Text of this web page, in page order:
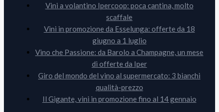
Vini a volantino Ipercoop: poca cantina, molto
scaffale
Vini in promozione da Esselunga: offerte da 18
giugno a 1 luglio
Vino che Passione: da Barolo a Champagne, un mese
di offerte da Iper
Giro del mondo del vino al supermercato: 3 bianchi
qualità-prezzo
Il Gigante, vini in promozione fino al 14 gennaio